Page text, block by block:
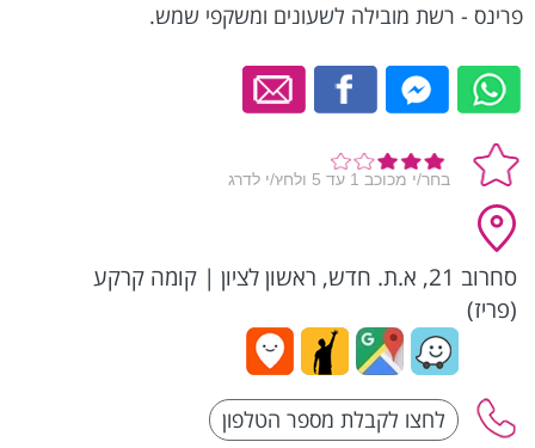
פרינס - רשת מובילה לשעונים ומשקפי שמש.
סחרוב 21, א.ת. חדש, ראשון לציון | קומה קרקע
(פריז)